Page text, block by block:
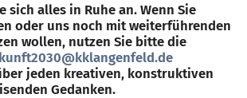
sich alles in Ruhe an. Wenn Sie
oder uns noch mit weiterführenden
wollen, nutzen Sie bitte die
jeden kreativen, konstruktiven
Gedanken.